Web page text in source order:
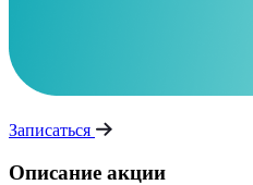
Записаться
Описание акции